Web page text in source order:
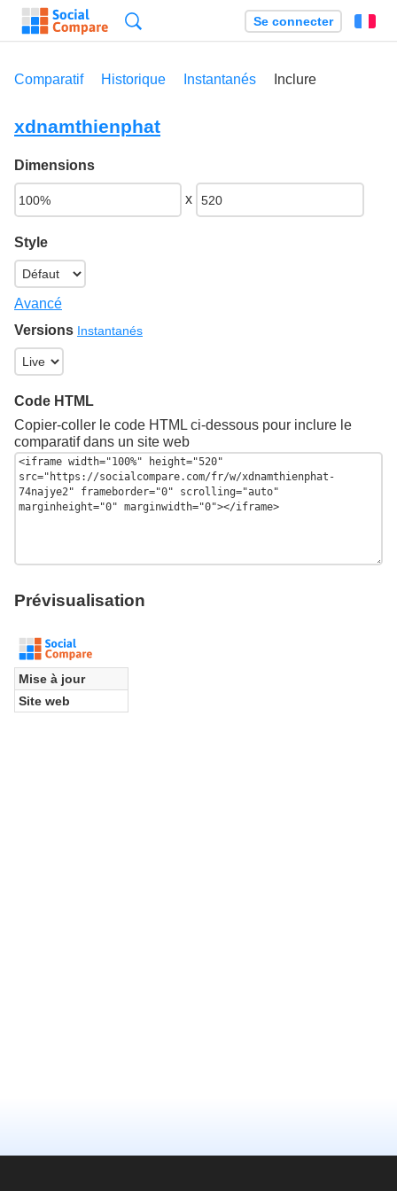
Se connecter
Comparatif Historique Instantanés Inclure
xdnamthienphat
Dimensions
x
Style
Avancé
Versions Instantanés
Code HTML
Copier-coller le code HTML ci-dessous pour inclure le
comparatif dans un site web
Prévisualisation